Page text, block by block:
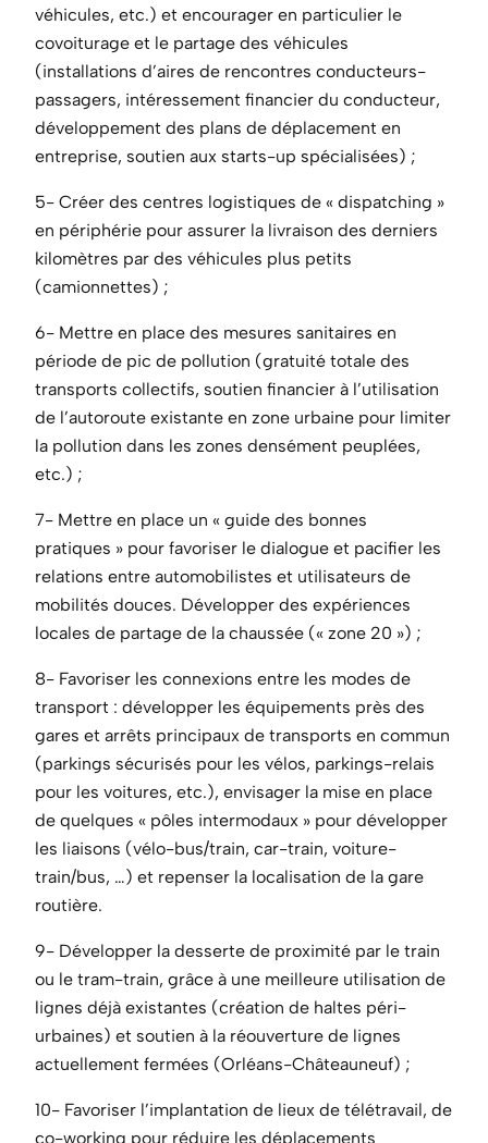
véhicules, etc.) et encourager en particulier le
covoiturage et le partage des véhicules
(installations d’aires de rencontres conducteurs-
passagers, intéressement financier du conducteur,
développement des plans de déplacement en
entreprise, soutien aux starts-up spécialisées) ;
5- Créer des centres logistiques de « dispatching »
en périphérie pour assurer la livraison des derniers
kilomètres par des véhicules plus petits
(camionnettes) ;
6- Mettre en place des mesures sanitaires en
période de pic de pollution (gratuité totale des
transports collectifs, soutien financier à l’utilisation
de l’autoroute existante en zone urbaine pour limiter
la pollution dans les zones densément peuplées,
etc.) ;
7- Mettre en place un « guide des bonnes
pratiques » pour favoriser le dialogue et pacifier les
relations entre automobilistes et utilisateurs de
mobilités douces. Développer des expériences
locales de partage de la chaussée (« zone 20 ») ;
8- Favoriser les connexions entre les modes de
transport : développer les équipements près des
gares et arrêts principaux de transports en commun
(parkings sécurisés pour les vélos, parkings-relais
pour les voitures, etc.), envisager la mise en place
de quelques « pôles intermodaux » pour développer
les liaisons (vélo-bus/train, car-train, voiture-
train/bus, …) et repenser la localisation de la gare
routière.
9- Développer la desserte de proximité par le train
ou le tram-train, grâce à une meilleure utilisation de
lignes déjà existantes (création de haltes péri-
urbaines) et soutien à la réouverture de lignes
actuellement fermées (Orléans-Châteauneuf) ;
10- Favoriser l’implantation de lieux de télétravail, de
co-working pour réduire les déplacements